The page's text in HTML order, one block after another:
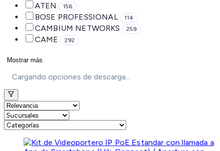
ATEN 156
BOSE PROFESSIONAL 114
CAMBIUM NETWORKS 259
CAME 292
Mostrar más
Cargando opciones de descarga...